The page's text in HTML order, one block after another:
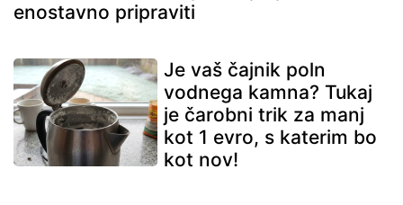
enostavno pripraviti
Je vaš čajnik poln
vodnega kamna? Tukaj
je čarobni trik za manj
kot 1 evro, s katerim bo
kot nov!